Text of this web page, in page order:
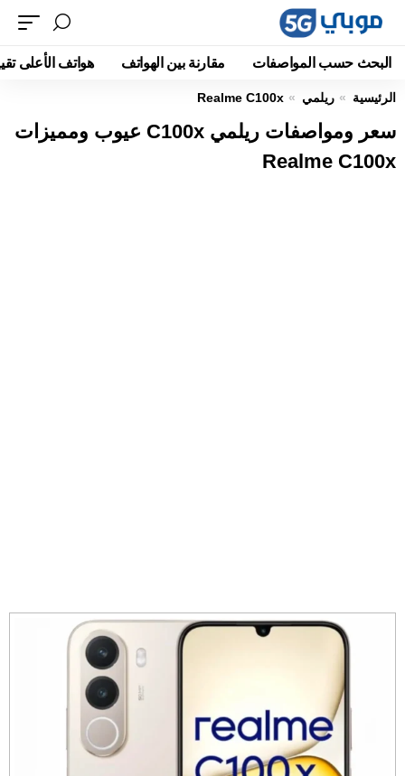
البحث حسب المواصفات مقارنة بين الهواتف هواتف الأعلى
الرئيسية ريلمي Realme C100x
سعر ومواصفات ريلمي C100x عيوب ومميزات
Realme C100x